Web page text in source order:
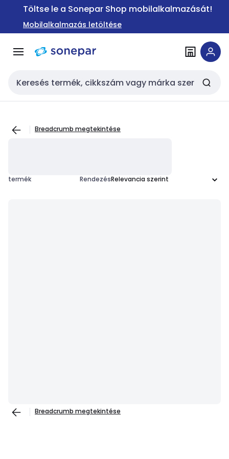
Ugrás a
Ugrás a
tartalomra
Töltse le a Sonepar Shop mobilalkalmazását!
Mobilalkalmazás letöltése
Keresési bemenet
Breadcrumb megtekintése
termék Rendezés
Breadcrumb megtekintése